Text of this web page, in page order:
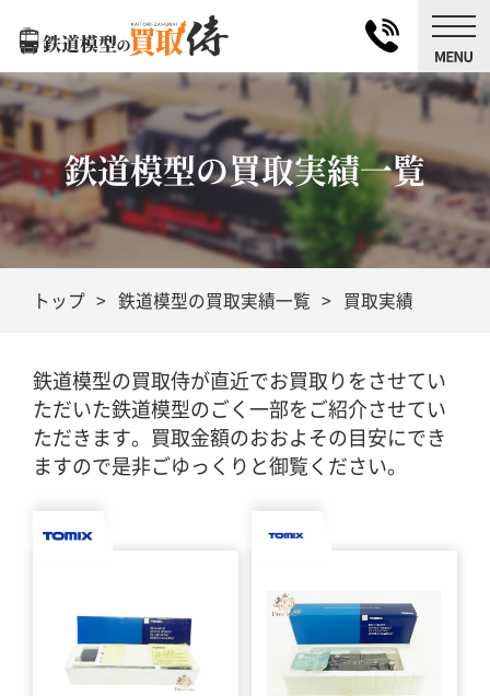
鉄道模型の買取実績一覧
トップ 鉄道模型の買取実績一覧 買取実績
鉄道模型の買取侍が直近でお買取りをさせてい
ただいた鉄道模型のごく一部をご紹介させてい
ただきます。買取金額のおおよその目安にでき
ますので是非ごゆっくりと御覧ください。